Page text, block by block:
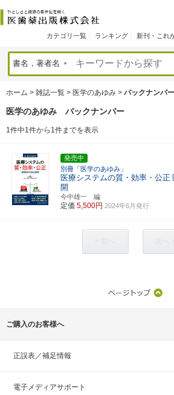
カテゴリ一覧 ランキング 新刊・これ
ホーム > 雑誌一覧 > 医学のあゆみ > バックナンバー
医学のあゆみ バックナンバー
1件中1件から1件までを表示
発売中
別冊「医学のあゆみ」
医療システムの質・効率・公正
開
今中雄一 編
定価 5,500円 2024年6月発行
ご購入のお客様へ
正誤表／補足情報
電子メディアサポート